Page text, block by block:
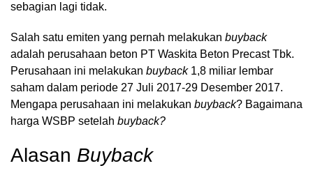
sebagian lagi tidak.
Salah satu emiten yang pernah melakukan buyback
adalah perusahaan beton PT Waskita Beton Precast Tbk.
Perusahaan ini melakukan buyback1,8 miliar lembar
saham dalam periode 27 Juli 2017-29 Desember 2017.
Mengapa perusahaan ini melakukan buyback? Bagaimana
harga WSBP setelah buyback?
Alasan Buyback